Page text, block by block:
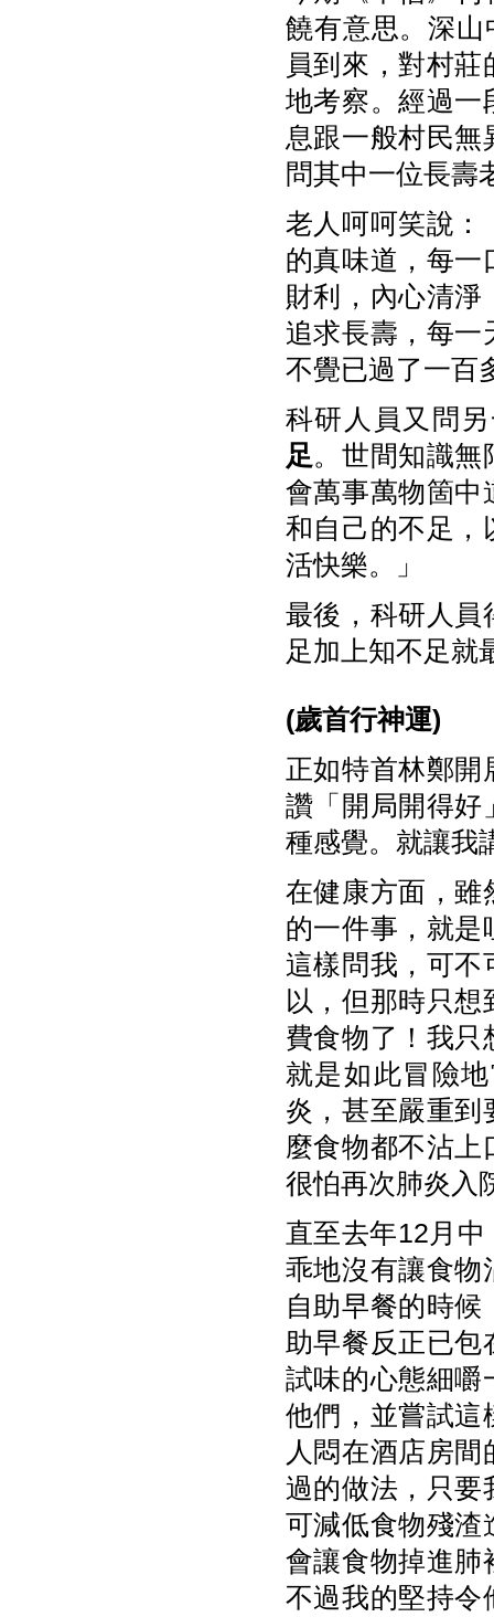
饒有意思。深
員到來，對村
地考察。經過一
息跟一般村民無
問其中一位長壽
老人呵呵笑說：
的真味道，每一
財利，內心清淨
追求長壽，每一
不覺已過了一百
科研人員又問
足。世間知識無
會萬事萬物箇中
和自己的不足，
活快樂。」
最後，科研人員
足加上知不足就
(歲首行神運)
正如特首林鄭開
讚「開局開得好
種感覺。就讓我
在健康方面，雖
的一件事，就是
這樣問我，可不
以，但那時只
費食物了！我只
就是如此冒險
炎，甚至嚴重到
麼食物都不沾
很怕再次肺炎入
直至去年12月
乖地沒有讓食物
自助早餐的時
助早餐反正已
試味的心態細嚼
他們，並嘗試這
人悶在酒店房
過的做法，只要
可減低食物殘渣
會讓食物掉進肺
不過我的堅持令